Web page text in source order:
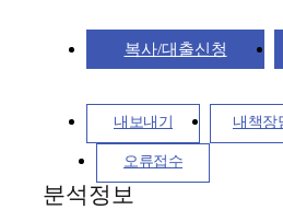
복사/대출신청
내보내기 내책장
오류접수
분석정보